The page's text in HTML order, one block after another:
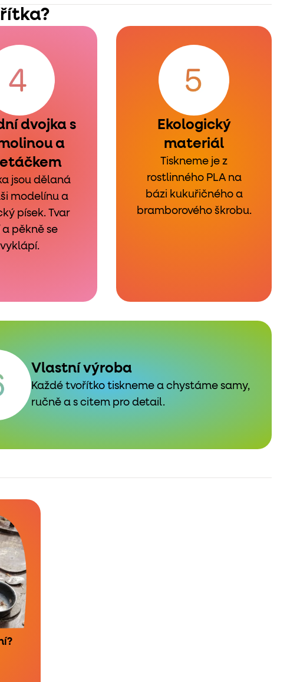
dvojka s
a
jsou dělaná
modelínu a
písek. Tvar
a pěkně se
vyklápí.
Ekologický
materiál
Tiskneme je z
rostlinného PLA na
bázi kukuřičného a
bramborového škrobu.
Vlastní výroba
Každé tvořítko tiskneme a chystáme samy,
ručně a s citem pro detail.